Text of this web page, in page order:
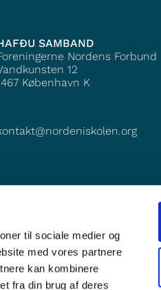
til sociale medier og
med vores partnere
kan kombinere
fra din brug af deres
SAMBAND
Nordens Forbund
12
København K